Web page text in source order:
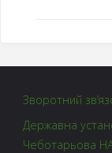
Зворотний
Державна
Чеботарьова